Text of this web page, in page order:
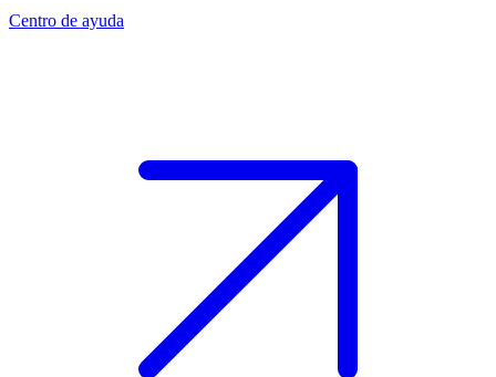
Centro de ayuda